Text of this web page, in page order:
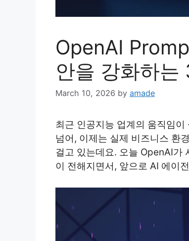
OpenAI
안을 강화하는
March 10, 2026 by amade
최근 인공지능 업계의 움직임
넘어, 이제는 실제 비즈니스 환
걸고 있는데요. 오늘 OpenAI가
이 전해지면서, 앞으로 AI 에이